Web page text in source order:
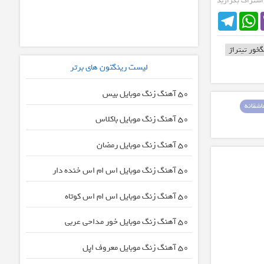
TelegramWhatsApp
تیتراژ
لیست رینگتون های برتر
50 آهنگ زنگ موبایل بیس
50 آهنگ زنگ موبایل باکلاس
50 آهنگ زنگ موبایل رمضان
50 آهنگ زنگ موبایل اس ام اس خنده دار
50 آهنگ زنگ موبایل اس ام اس کوتاه
50 آهنگ زنگ موبایل خور مداحی عربی
50 آهنگ زنگ موبایل معروف اپل